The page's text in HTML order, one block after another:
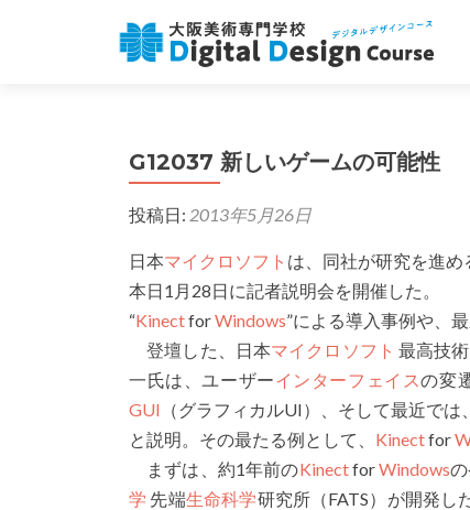
G12037 新しいゲームの可能性
投稿日: 2013年5月26日
日本マイクロソフト は、同社が研究を進め
本日1月28日に記者説明会を開催した。
“KinectforWindows”による導入事例や、
登壇した、日本マイクロソフト 最高技
一氏は、ユーザーインターフェイスの変
GUI （グラフィカルUI）、そして最近で
と説明。その最たる例として、 Kinectfor
まずは、約1年前のKinectforWindows
学 先端生命科学研究所（FATS）が開発し